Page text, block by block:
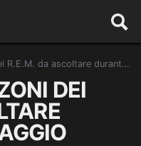
da ascoltare durante un viaggio
DEI